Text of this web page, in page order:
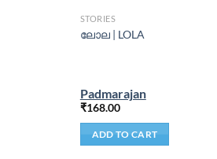
STORIES
ലോല | LOLA
Padmarajan
₹168.00
ADD TO CART